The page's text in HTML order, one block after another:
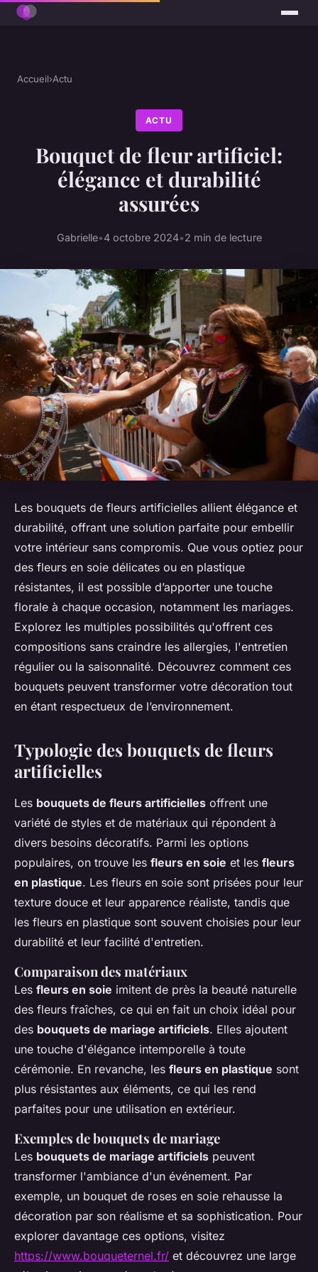
Accueil›Actu
ACTU
Bouquet de fleur artificiel:
élégance et durabilité
assurées
Gabrielle•4 octobre 2024•2 min de lecture
Les bouquets de fleurs artificielles allient élégance et
durabilité, offrant une solution parfaite pour embellir
votre intérieur sans compromis. Que vous optiez pour
des fleurs en soie délicates ou en plastique
résistantes, il est possible d’apporter une touche
florale à chaque occasion, notamment les mariages.
Explorez les multiples possibilités qu'offrent ces
compositions sans craindre les allergies, l'entretien
régulier ou la saisonnalité. Découvrez comment ces
bouquets peuvent transformer votre décoration tout
en étant respectueux de l’environnement.
Typologie des bouquets de fleurs
artificielles
Les bouquets de fleurs artificielles offrent une
variété de styles et de matériaux qui répondent à
divers besoins décoratifs. Parmi les options
populaires, on trouve les fleurs en soie et les fleurs
en plastique. Les fleurs en soie sont prisées pour leur
texture douce et leur apparence réaliste, tandis que
les fleurs en plastique sont souvent choisies pour leur
durabilité et leur facilité d'entretien.
Comparaison des matériaux
Les fleurs en soie imitent de près la beauté naturelle
des fleurs fraîches, ce qui en fait un choix idéal pour
des bouquets de mariage artificiels. Elles ajoutent
une touche d'élégance intemporelle à toute
cérémonie. En revanche, les fleurs en plastique sont
plus résistantes aux éléments, ce qui les rend
parfaites pour une utilisation en extérieur.
Exemples de bouquets de mariage
Les bouquets de mariage artificiels peuvent
transformer l'ambiance d'un événement. Par
exemple, un bouquet de roses en soie rehausse la
décoration par son réalisme et sa sophistication. Pour
explorer davantage ces options, visitez
https://www.bouqueternel.fr/ et découvrez une large